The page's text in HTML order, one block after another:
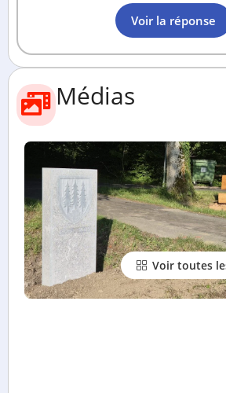
Voir la réponse
Médias
Voir toutes